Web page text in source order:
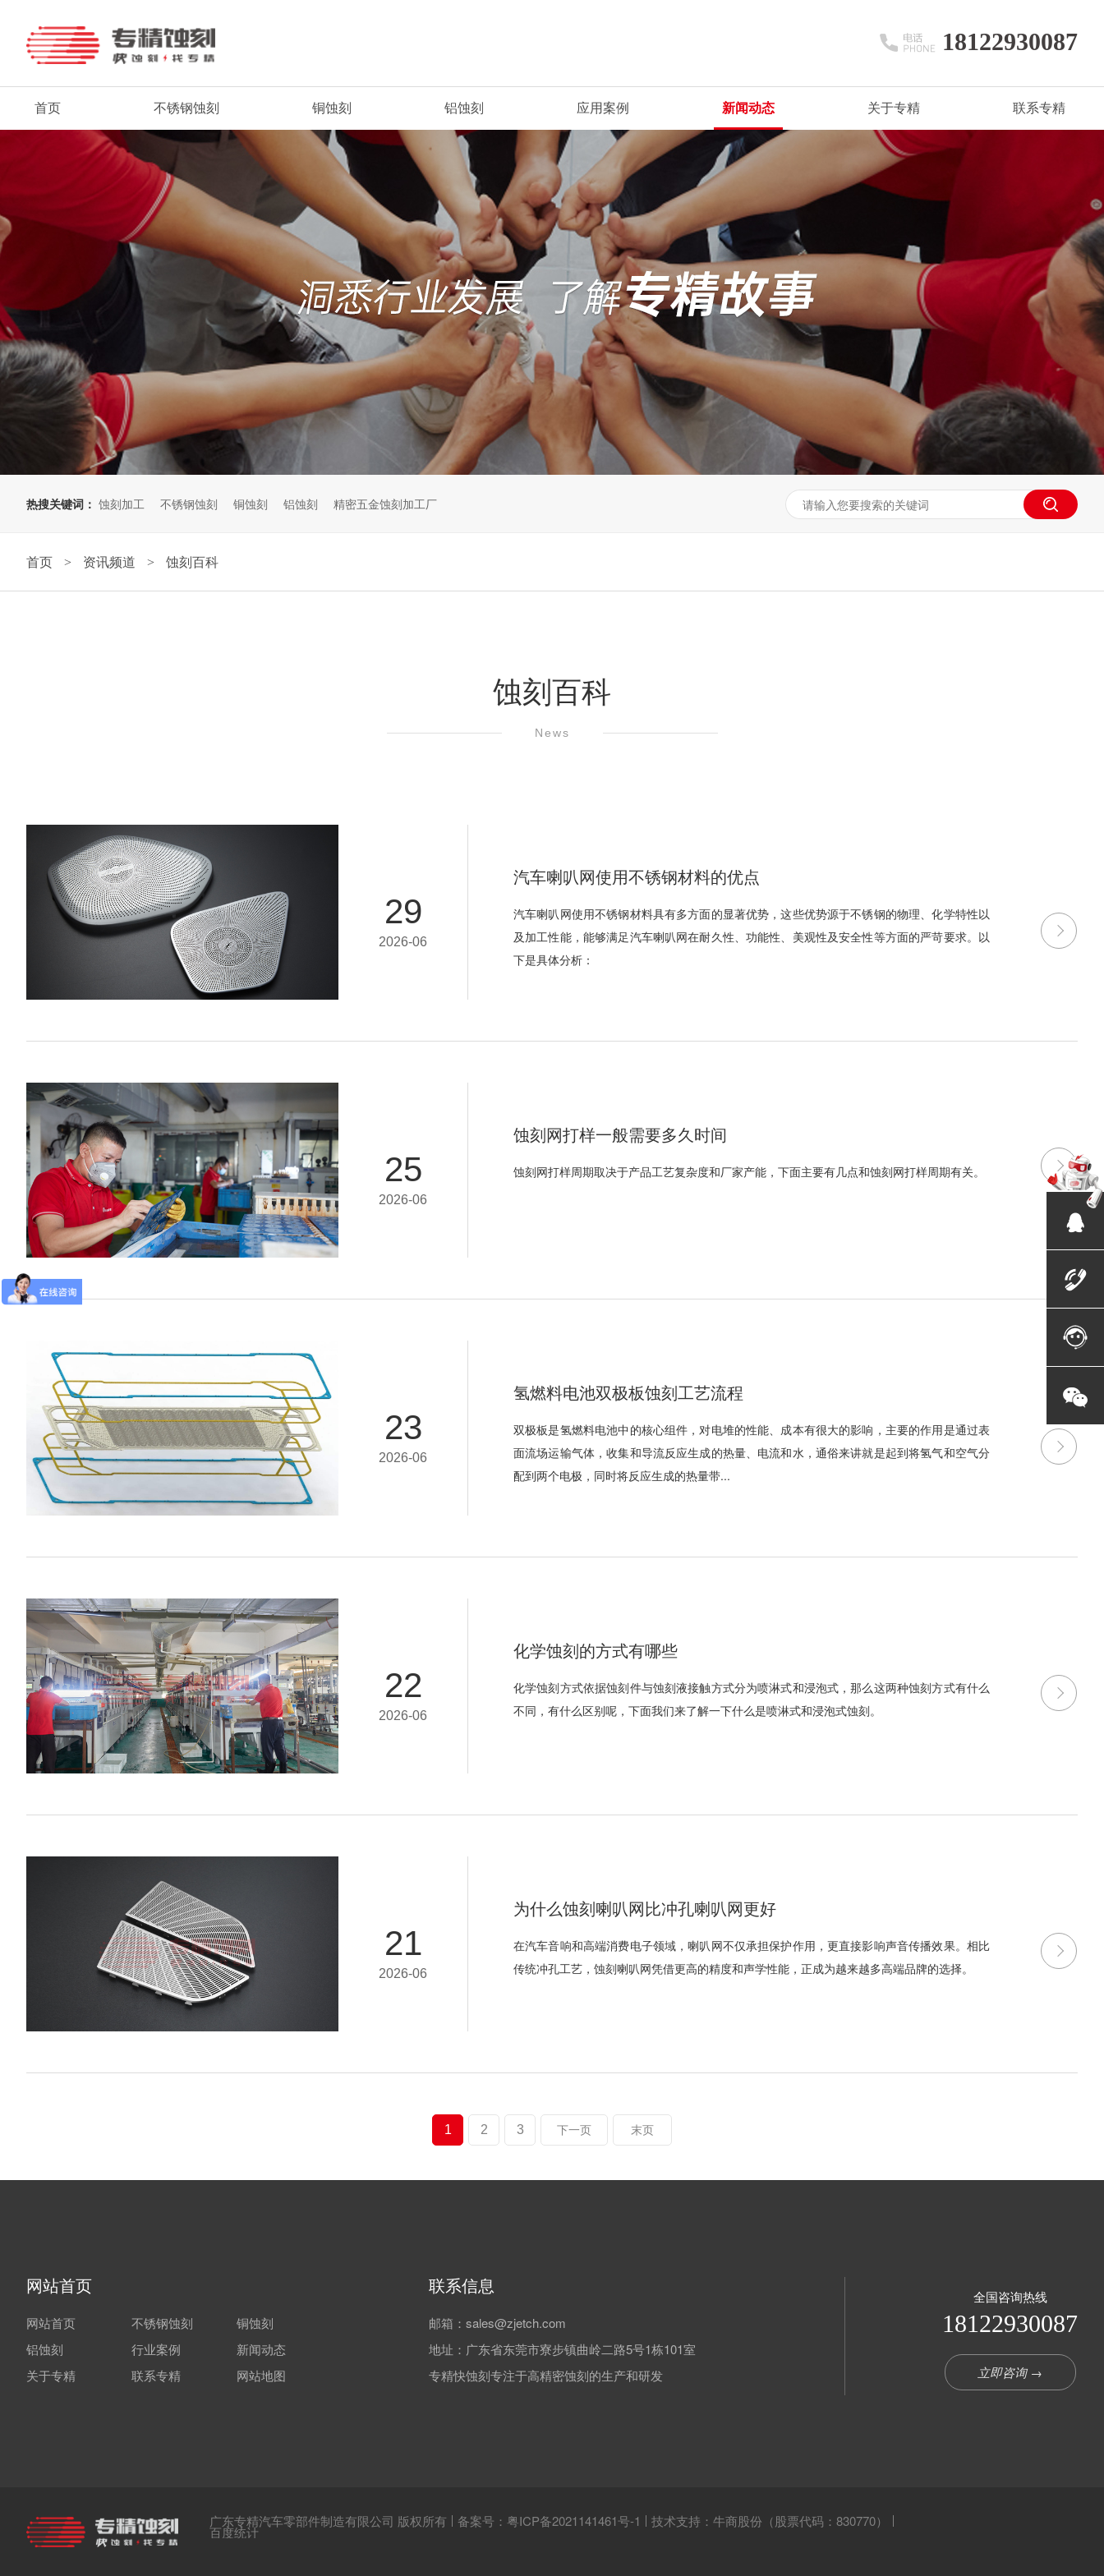
18122930087
首页 不锈钢蚀刻 铜蚀刻 铝蚀刻 应用案例 新闻动态 关于专精 联系专精
热搜关键词： 蚀刻加工 不锈钢蚀刻 铜蚀刻 铝蚀刻 精密五金蚀刻加工厂
首页 > 资讯频道 > 蚀刻百科
蚀刻百科
News
29
2026-06
汽车喇叭网使用不锈钢材料的优点
汽车喇叭网使用不锈钢材料具有多方面的显著优势，这些优势源于不锈钢的物理、化学特性以
及加工性能，能够满足汽车喇叭网在耐久性、功能性、美观性及安全性等方面的严苛要求。以
下是具体分析：
25
2026-06
蚀刻网打样一般需要多久时间
蚀刻网打样周期取决于产品工艺复杂度和厂家产能，下面主要有几点和蚀刻网打样周期有关。
23
2026-06
氢燃料电池双极板蚀刻工艺流程
双极板是氢燃料电池中的核心组件，对电堆的性能、成本有很大的影响，主要的作用是通过表
面流场运输气体，收集和导流反应生成的热量、电流和水，通俗来讲就是起到将氢气和空气分
配到两个电极，同时将反应生成的热量带...
22
2026-06
化学蚀刻的方式有哪些
化学蚀刻方式依据蚀刻件与蚀刻液接触方式分为喷淋式和浸泡式，那么这两种蚀刻方式有什么
不同，有什么区别呢，下面我们来了解一下什么是喷淋式和浸泡式蚀刻。
21
2026-06
为什么蚀刻喇叭网比冲孔喇叭网更好
在汽车音响和高端消费电子领域，喇叭网不仅承担保护作用，更直接影响声音传播效果。相比
传统冲孔工艺，蚀刻喇叭网凭借更高的精度和声学性能，正成为越来越多高端品牌的选择。
1 2 3 下一页 末页
网站首页
网站首页 不锈钢蚀刻
铜蚀刻
铝蚀刻
行业案例
新闻动态
关于专精
联系专精 网站地图
联系信息
邮箱：sales@zjetch.com
地址：广东省东莞市寮步镇曲岭二路5号1栋101室
专精快蚀刻专注于高精密蚀刻的生产和研发
全国咨询热线
18122930087
立即咨询 →
广东专精汽车零部件制造有限公司 版权所有 备案号： 粤ICP备2021141461号-1 技术支持：牛商股份（股票代码：830770）
百度统计